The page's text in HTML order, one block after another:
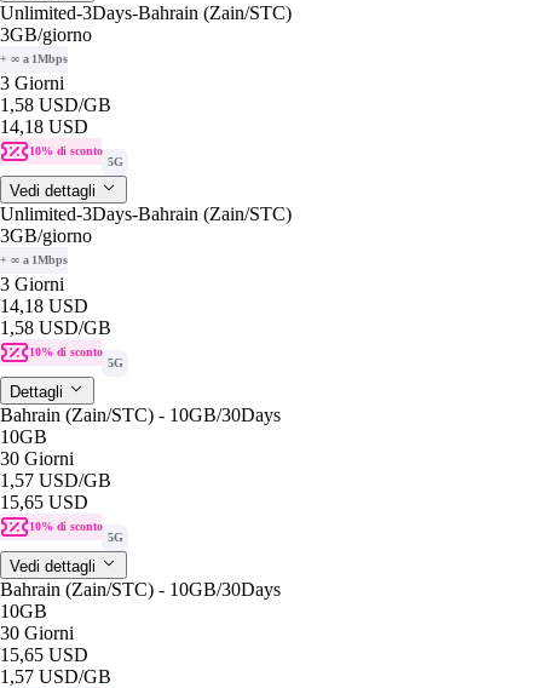
Unlimited-3Days-Bahrain (Zain/STC)
3GB/giorno
+ ∞ a 1Mbps
3 Giorni
1,58 USD/GB
14,18 USD
10% di sconto
5G
Vedi dettagli
Unlimited-3Days-Bahrain (Zain/STC)
3GB/giorno
+ ∞ a 1Mbps
3 Giorni
14,18 USD
1,58 USD/GB
10% di sconto
5G
Dettagli
Bahrain (Zain/STC) - 10GB/30Days
10GB
30 Giorni
1,57 USD/GB
15,65 USD
10% di sconto
5G
Vedi dettagli
Bahrain (Zain/STC) - 10GB/30Days
10GB
30 Giorni
15,65 USD
1,57 USD/GB